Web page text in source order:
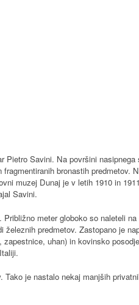
Pietro Savini. Na površini
bronastih predmetov.
muzej Dunaj je v letih 1910 in
Savini.
meter globoko so naleteli
predmetov. Zastopano je
uhan) in kovinsko
je nastalo nekaj manjših